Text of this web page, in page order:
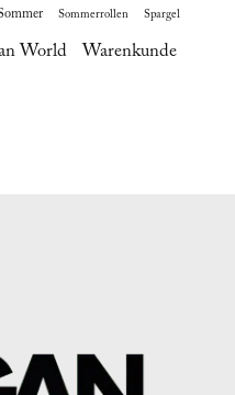
Sommerrollen Spargel
World Warenkunde